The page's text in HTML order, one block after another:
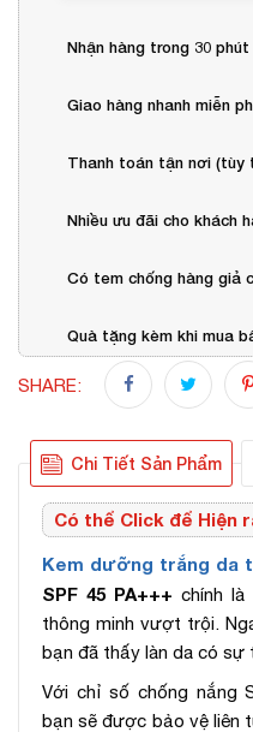
Nhận hàng trong 30
Giao hàng nhanh miễn
Thanh toán tận nơi (tùy
Nhiều ưu đãi cho khách
Có tem chống hàng giả
Quà tặng kèm khi mua
SHARE:
Chi Tiết Sản Phẩm
Có thể Click để Hiện
Kem dưỡng trắng da
SPF 45 PA+++ chính
thông minh vượt trội.
bạn đã thấy làn da có sự
Với chỉ số chống nắng
bạn sẽ được bảo vệ liên